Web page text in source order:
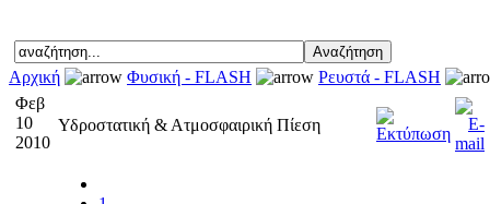
Αρχική Φυσική - FLASH
Ρευστά - FLASH
Φεβ
10
2010
Υδροστατική & Ατμοσφαιρική Πίεση